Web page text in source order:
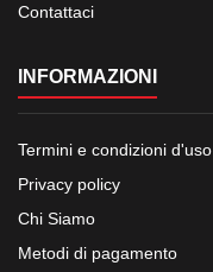
Contattaci
INFORMAZIONI
Termini e condizioni d'uso
Privacy policy
Chi Siamo
Metodi di pagamento